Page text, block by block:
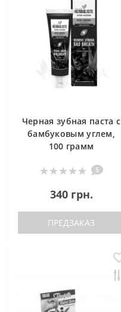
Черная зубная паста с
бамбуковым углем,
100 грамм
5
340 грн.
ПРЕДЗАКАЗ